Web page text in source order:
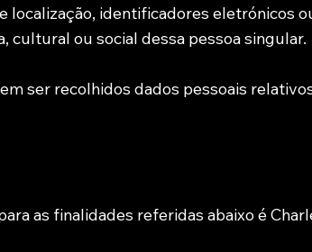
identificadores eletrónicos
cultural ou social dessa pessoa singular.
ser recolhidos dados pessoais
as finalidades referidas abaixo é